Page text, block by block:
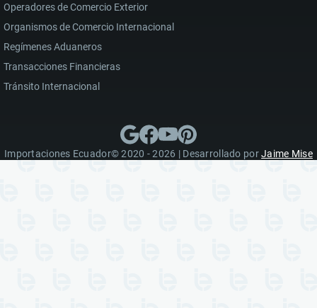
Operadores de Comercio Exterior
Organismos de Comercio Internacional
Regímenes Aduaneros
Transacciones Financieras
Tránsito Internacional
Importaciones Ecuador© 2020 - 2026 | Desarrollado porJaime Mise